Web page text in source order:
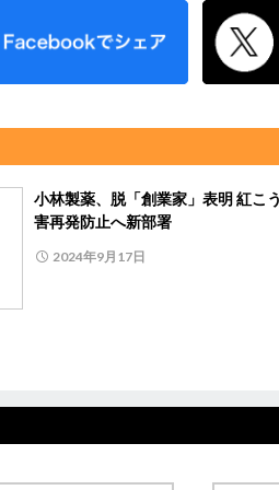
小林製薬、脱「創業家」表明 紅こ
害再発防止へ新部署
2024年9月17日